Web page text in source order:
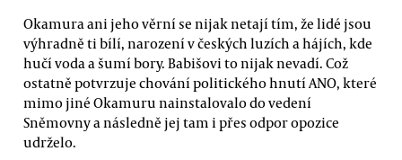
Okamura ani jeho věrní se nijak netají tím, že lidé jsou
výhradně ti bílí, narození v českých luzích a hájích, kde
hučí voda a šumí bory. Babišovi to nijak nevadí. Což
ostatně potvrzuje chování politického hnutí ANO, které
mimo jiné Okamuru nainstalovalo do vedení
Sněmovny a následně jej tam i přes odpor opozice
udrželo.